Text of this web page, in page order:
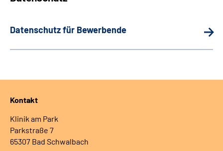
Datenschutz für Bewerbende
Kontakt
Klinik am Park
Parkstraße 7
65307 Bad Schwalbach